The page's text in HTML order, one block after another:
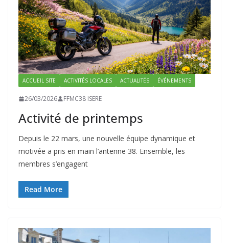
ACCUEIL SITE ACTIVITÉS LOCALES ACTUALITÉS ÉVÉNEMENTS
26/03/2026 FFMC38 ISERE
Activité de printemps
Depuis le 22 mars, une nouvelle équipe dynamique et
motivée a pris en main l’antenne 38. Ensemble, les
membres s’engagent
Read More